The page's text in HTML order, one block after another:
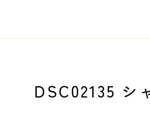
DSC02135 シ